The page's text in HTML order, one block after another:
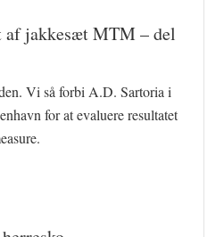
af jakkesæt MTM – del
Vi så forbi A.D. Sartoria i
for at evaluere resultatet